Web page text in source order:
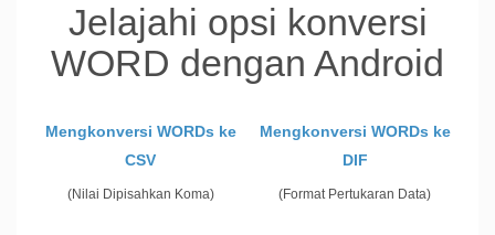
Jelajahi opsi konversi
WORD dengan Android
Mengkonversi WORDs ke
CSV
(Nilai Dipisahkan Koma)
Mengkonversi WORDs ke
DIF
(Format Pertukaran Data)